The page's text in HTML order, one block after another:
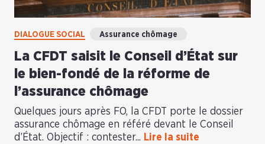
DIALOGUE SOCIAL Assurance chômage
La CFDT saisit le Conseil d’État sur
le bien-fondé de la réforme de
l’assurance chômage
Quelques jours après FO, la CFDT porte le dossier
assurance chômage en référé devant le Conseil
d’État. Objectif : contester... Lire la suite